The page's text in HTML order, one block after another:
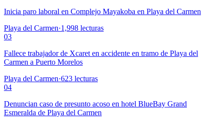
Inicia paro laboral en Complejo Mayakoba en Playa del Carmen
Playa del Carmen·1,998 lecturas
03
Fallece trabajador de Xcaret en accidente en tramo de Playa del
Carmen a Puerto Morelos
Playa del Carmen·623 lecturas
04
Denuncian caso de presunto acoso en hotel BlueBay Grand
Esmeralda de Playa del Carmen